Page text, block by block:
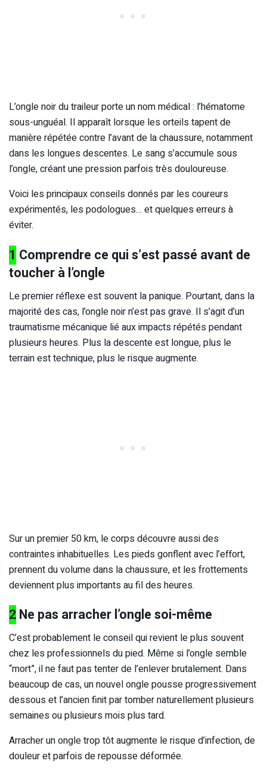
L’ongle noir du traileur porte un nom médical : l’hématome
sous-unguéal. Il apparaît lorsque les orteils tapent de
manière répétée contre l’avant de la chaussure, notamment
dans les longues descentes. Le sang s’accumule sous
l’ongle, créant une pression parfois très douloureuse.
Voici les principaux conseils donnés par les coureurs
expérimentés, les podologues… et quelques erreurs à
éviter.
1 Comprendre ce qui s’est passé avant de
toucher à l’ongle
Le premier réflexe est souvent la panique. Pourtant, dans la
majorité des cas, l’ongle noir n’est pas grave. Il s’agit d’un
traumatisme mécanique lié aux impacts répétés pendant
plusieurs heures. Plus la descente est longue, plus le
terrain est technique, plus le risque augmente.
Sur un premier 50 km, le corps découvre aussi des
contraintes inhabituelles. Les pieds gonflent avec l’effort,
prennent du volume dans la chaussure, et les frottements
deviennent plus importants au fil des heures.
2Ne pas arracher l’ongle soi-même
C’est probablement le conseil qui revient le plus souvent
chez les professionnels du pied. Même si l’ongle semble
“mort”, il ne faut pas tenter de l’enlever brutalement. Dans
beaucoup de cas, un nouvel ongle pousse progressivement
dessous et l’ancien finit par tomber naturellement plusieurs
semaines ou plusieurs mois plus tard.
Arracher un ongle trop tôt augmente le risque d’infection, de
douleur et parfois de repousse déformée.